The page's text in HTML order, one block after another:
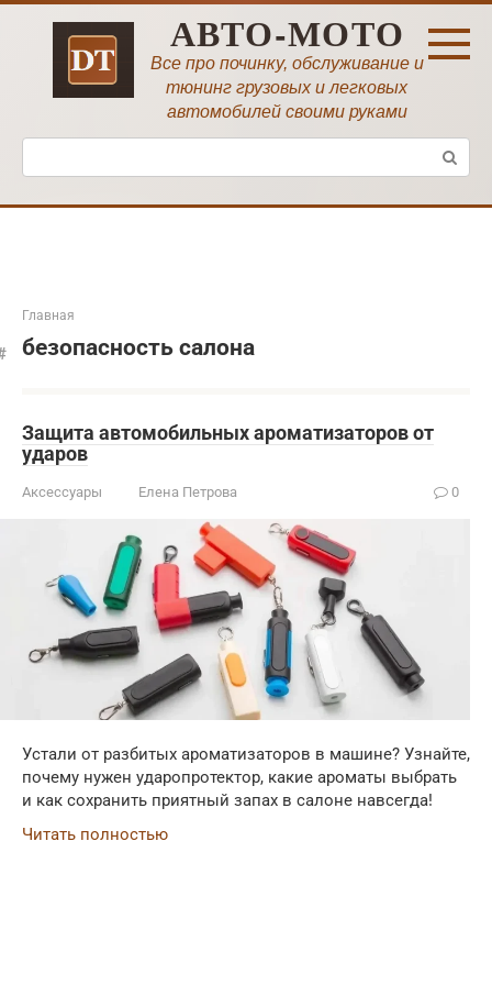
Перейти
АВТО-МОТО
Все про починку, обслуживание и
тюнинг грузовых и легковых
автомобилей своими руками
Поиск:
Главная
безопасность салона
Защита автомобильных ароматизаторов от
ударов
Аксессуары Елена Петрова 0
Устали от разбитых ароматизаторов в машине? Узнайте,
почему нужен ударопротектор, какие ароматы выбрать
и как сохранить приятный запах в салоне навсегда!
Читать полностью